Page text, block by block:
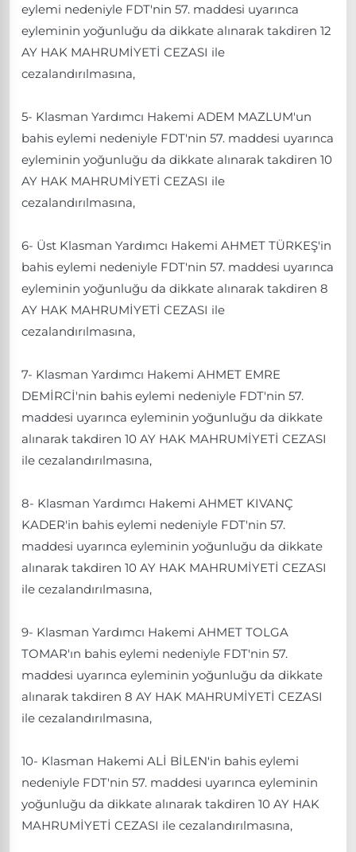
eylemi nedeniyle FDT'nin 57. maddesi uyarınca
eyleminin yoğunluğu da dikkate alınarak takdiren 12
AY HAK MAHRUMİYETİ CEZASI ile
cezalandırılmasına,
5- Klasman Yardımcı Hakemi ADEM MAZLUM'un
bahis eylemi nedeniyle FDT'nin 57. maddesi uyarınca
eyleminin yoğunluğu da dikkate alınarak takdiren 10
AY HAK MAHRUMİYETİ CEZASI ile
cezalandırılmasına,
6- Üst Klasman Yardımcı Hakemi AHMET TÜRKEŞ'in
bahis eylemi nedeniyle FDT'nin 57. maddesi uyarınca
eyleminin yoğunluğu da dikkate alınarak takdiren 8
AY HAK MAHRUMİYETİ CEZASI ile
cezalandırılmasına,
7- Klasman Yardımcı Hakemi AHMET EMRE
DEMİRCİ'nin bahis eylemi nedeniyle FDT'nin 57.
maddesi uyarınca eyleminin yoğunluğu da dikkate
alınarak takdiren 10 AY HAK MAHRUMİYETİ CEZASI
ile cezalandırılmasına,
8- Klasman Yardımcı Hakemi AHMET KIVANÇ
KADER'in bahis eylemi nedeniyle FDT'nin 57.
maddesi uyarınca eyleminin yoğunluğu da dikkate
alınarak takdiren 10 AY HAK MAHRUMİYETİ CEZASI
ile cezalandırılmasına,
9- Klasman Yardımcı Hakemi AHMET TOLGA
TOMAR'ın bahis eylemi nedeniyle FDT'nin 57.
maddesi uyarınca eyleminin yoğunluğu da dikkate
alınarak takdiren 8 AY HAK MAHRUMİYETİ CEZASI
ile cezalandırılmasına,
10- Klasman Hakemi ALİ BİLEN'in bahis eylemi
nedeniyle FDT'nin 57. maddesi uyarınca eyleminin
yoğunluğu da dikkate alınarak takdiren 10 AY HAK
MAHRUMİYETİ CEZASI ile cezalandırılmasına,